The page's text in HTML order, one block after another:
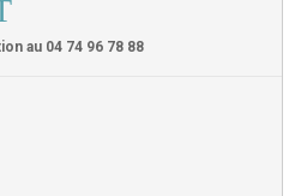
au 04 74 96 78 88